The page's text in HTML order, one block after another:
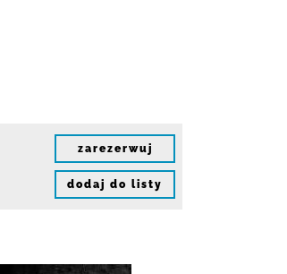
zarezerwuj
dodaj do listy